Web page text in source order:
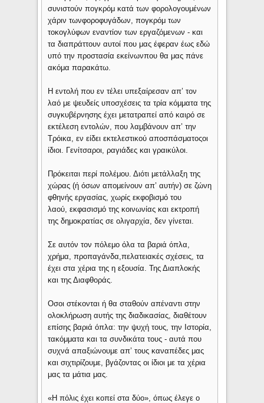
συνιστούν πογκρόμ κατά των φορολογουμένων
χάριν τωνφοροφυγάδων, πογκρόμ των
τοκογλύφων εναντίον των εργαζόμενων - και
τα διαπράττουν αυτοί που μας έφεραν έως εδώ
υπό την προστασία εκείνωνπου θα μας πάνε
ακόμα παρακάτω.
Η εντολή που εν τέλει υπεξαίρεσαν απ’ τον
λαό με ψευδείς υποσχέσεις τα τρία κόμματα της
συγκυβέρνησης έχει μετατραπεί από καιρό σε
εκτέλεση εντολών, που λαμβάνουν απ’ την
Τρόικα, εν είδει εκτελεστικού αποσπάσματοςοι
ίδιοι. Γενίτσαροι, ραγιάδες και γραικύλοι.
Πρόκειται περί πολέμου. Διότι μετάλλαξη της
χώρας (ή όσων απομείνουν απ’ αυτήν) σε ζώνη
φθηνής εργασίας, χωρίς εκφοβισμό του
λαού, εκφασισμό της κοινωνίας και εκτροπή
της δημοκρατίας σε ολιγαρχία, δεν γίνεται.
Σε αυτόν τον πόλεμο όλα τα βαριά όπλα,
χρήμα, προπαγάνδα,πελατειακές σχέσεις, τα
έχει στα χέρια της η εξουσία. Της Διαπλοκής
και της Διαφθοράς.
Οσοι στέκονται ή θα σταθούν απέναντι στην
ολοκλήρωση αυτής της διαδικασίας, διαθέτουν
επίσης βαριά όπλα: την ψυχή τους, την Ιστορία,
τακόμματα και τα συνδικάτα τους - αυτά που
συχνά απαξιώνουμε απ’ τους καναπέδες μας
και σιχτιρίζουμε, βγάζοντας οι ίδιοι με τα χέρια
μας τα μάτια μας.
«Η πόλις έχει κοπεί στα δύο», όπως έλεγε ο